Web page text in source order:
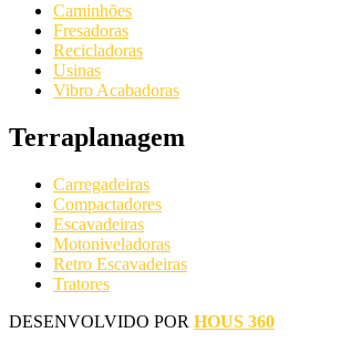
Caminhões
Fresadoras
Recicladoras
Usinas
Vibro Acabadoras
Terraplanagem
Carregadeiras
Compactadores
Escavadeiras
Motoniveladoras
Retro Escavadeiras
Tratores
DESENVOLVIDO POR HOUS 360